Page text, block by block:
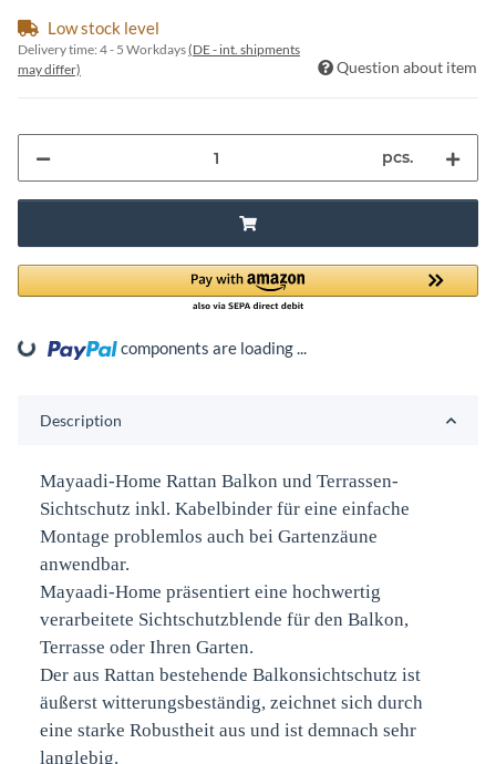
Low stock level
Delivery time: 4 - 5 Workdays(DE - int. shipments
may differ)
Question about item
pcs.
components are loading ...
Description
Mayaadi-Home Rattan Balkon und Terrassen-
Sichtschutz inkl. Kabelbinder für eine einfache
Montage problemlos auch bei Gartenzäune
anwendbar.
Mayaadi-Home präsentiert eine hochwertig
verarbeitete Sichtschutzblende für den Balkon,
Terrasse oder Ihren Garten.
Der aus Rattan bestehende Balkonsichtschutz ist
äußerst witterungsbeständig, zeichnet sich durch
eine starke Robustheit aus und ist demnach sehr
langlebig.